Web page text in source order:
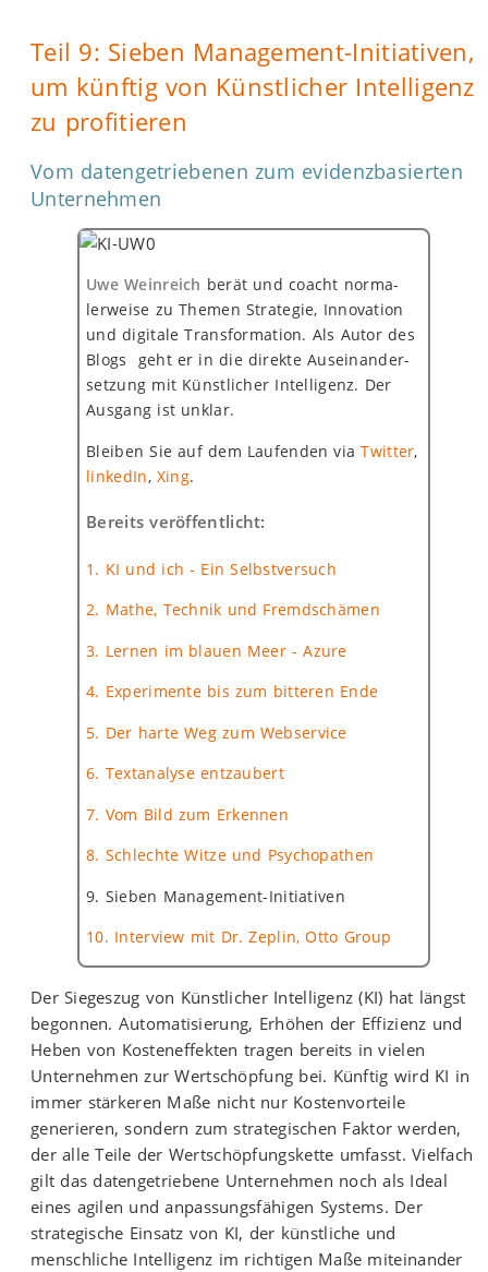
Teil 9: Sieben Management-Initiativen,
um künftig von Künstlicher Intelligenz
zu profitieren
Vom datengetriebenen zum evidenzbasierten
Unternehmen
Uwe Weinreich berät und coacht norma-
lerweise zu Themen Strategie, Innovation
und digitale Transformation. Als Autor des
Blogs geht er in die direkte Auseinander-
setzung mit Künstlicher Intelligenz. Der
Ausgang ist unklar.
Bleiben Sie auf dem Laufenden viaTwitter,
linkedIn, Xing.
Bereits veröffentlicht:
1. KI und ich - Ein Selbstversuch
2. Mathe, Technik und Fremdschämen
3. Lernen im blauen Meer - Azure
4. Experimente bis zum bitteren Ende
5. Der harte Weg zum Webservice
6. Textanalyse entzaubert
7. Vom Bild zum Erkennen
8. Schlechte Witze und Psychopathen
9. Sieben Management-Initiativen
10. Interview mit Dr. Zeplin, Otto Group
Der Siegeszug von Künstlicher Intelligenz (KI) hat längst
begonnen. Automatisierung, Erhöhen der Effizienz und
Heben von Kosteneffekten tragen bereits in vielen
Unternehmen zur Wertschöpfung bei. Künftig wird KI in
immer stärkeren Maße nicht nur Kostenvorteile
generieren, sondern zum strategischen Faktor werden,
der alle Teile der Wertschöpfungskette umfasst. Vielfach
gilt das datengetriebene Unternehmen noch als Ideal
eines agilen und anpassungsfähigen Systems. Der
strategische Einsatz von KI, der künstliche und
menschliche Intelligenz im richtigen Maße miteinander